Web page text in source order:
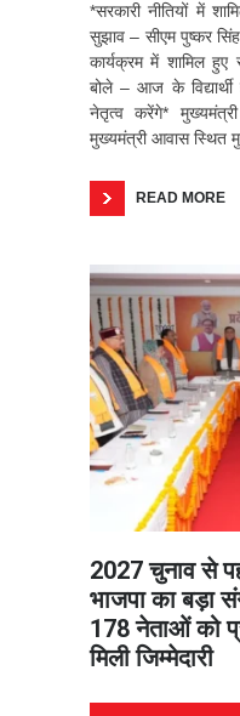
*सरकारी नीतियों में
सुझाव – सीएम पुष्कर सिंह
कार्यक्रम में शामिल हुए
बोले – आज के
नेतृत्व करेंगे*
मुख्यमंत्री आवास स्थित
READ MORE
2027 चुनाव से
भाजपा का बड़ा
178 नेताओं को
मिली जिम्मेदारी